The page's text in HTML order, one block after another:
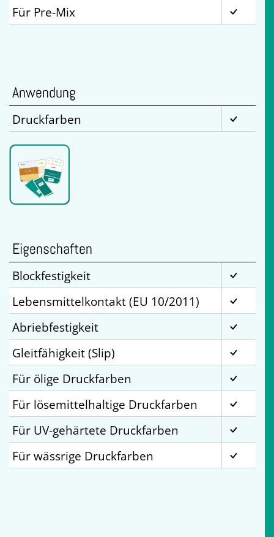
Für Pre-Mix
Anwendung
Druckfarben
Eigenschaften
Blockfestigkeit
Lebensmittelkontakt (EU 10/2011)
Abriebfestigkeit
Gleitfähigkeit (Slip)
Für ölige Druckfarben
Für lösemittelhaltige Druckfarben
Für UV-gehärtete Druckfarben
Für wässrige Druckfarben